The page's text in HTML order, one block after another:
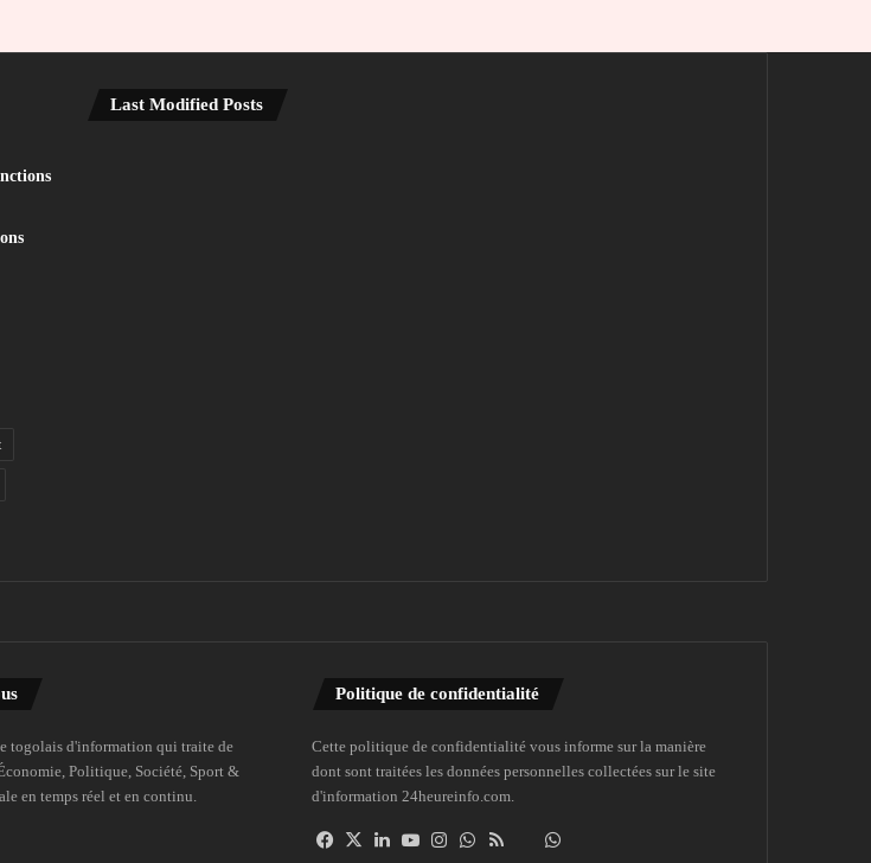
Last Modified Posts
togolais d'information qui traite de
Politique, Société, Sport &
en temps réel et en continu.
Politique de confidentialité
Cette politique de confidentialité vous informe sur la manière
dont sont traitées les données personnelles collectées sur le site
d'information 24heureinfo.com.
Facebook
X LinkedinYouTubeInstagramWhatsAppDailymotion